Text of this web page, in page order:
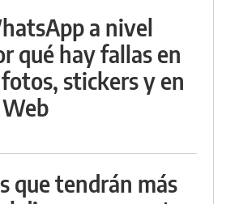
a nivel
qué hay fallas en
stickers y en
que tendrán más